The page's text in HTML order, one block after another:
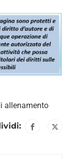
allenamento